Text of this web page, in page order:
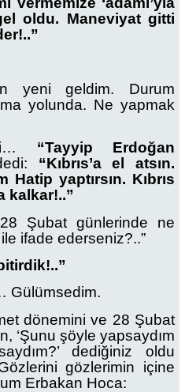
oldu. Maneviyat gitti
yeni geldim. Durum
yolunda. Ne yapmak
“Tayyip Erdoğan
“Kıbrıs’a el atsın.
yaptırsın. Kıbrıs
kalkar!..”
Şubat günlerinde ne
ifade ederseniz?..”
Gülümsedim.
dönemini ve 28 Şubat
‘Şunu şöyle yapsaydım
dediğiniz oldu
gözlerimin içine
Erbakan Hoca: